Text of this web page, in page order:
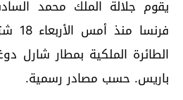
يقوم جلالة الملك محمد
الطائرة الملكية بمطار شارل
باريس. حسب مصادر رسمية.